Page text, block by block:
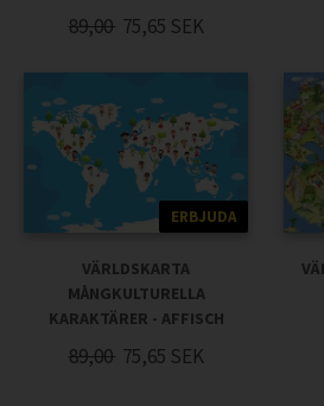
89,00 75,65 SEK
ERBJUDA
VÄRLDSKARTA
MÅNGKULTURELLA
KARAKTÄRER - AFFISCH
89,00 75,65 SEK